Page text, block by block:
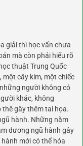
giải thì học vấn chưa
mà còn phải hiểu rõ
thuật Trung Quốc
một cây kim, một chiếc
người không có
khác, không
gây thêm tai họa.
hành. Những năm
dương ngũ hành gây
mới có thể hóa